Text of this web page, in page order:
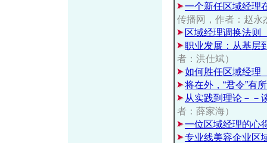
一个新任区域经理
传播网，作者：赵永
区域经理调换法则
职业发展：从基层
者：洪仕斌）
如何胜任区域经理
将在外，“君令”有
从实践到理论－－
者：薛家海）
一位区域经理的心
专业线美容企业区